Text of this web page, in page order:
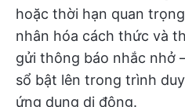
hoặc thời hạn quan
nhân hóa cách thức và
gửi thông báo nhắc nhở
sổ bật lên trong trình
ứng dụng di động.